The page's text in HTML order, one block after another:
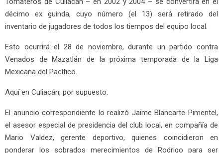
décimo ex guinda, cuyo número (el 13) será retirado del
inventario de jugadores de todos los tiempos del equipo local.
Esto ocurrirá el 28 de noviembre, durante un partido contra
Venados de Mazatlán de la próxima temporada de la Liga
Mexicana del Pacífico.
Aquí en Culiacán, por supuesto.
El anuncio correspondiente lo realizó Jaime Blancarte Pimentel,
el asesor especial de presidencia del club local, en compañía de
Mario Valdez, gerente deportivo, quienes coincidieron en
ponderar los sobrados merecimientos de Rodrigo para ser